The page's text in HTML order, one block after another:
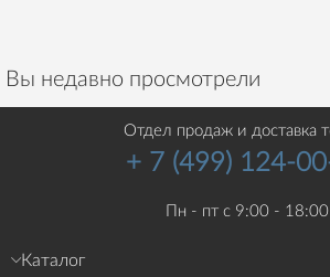
Вы недавно просмотрели
Отдел продаж и доставка
+ 7 (499) 124-
Пн - пт с 9:00 - 18:00
Каталог